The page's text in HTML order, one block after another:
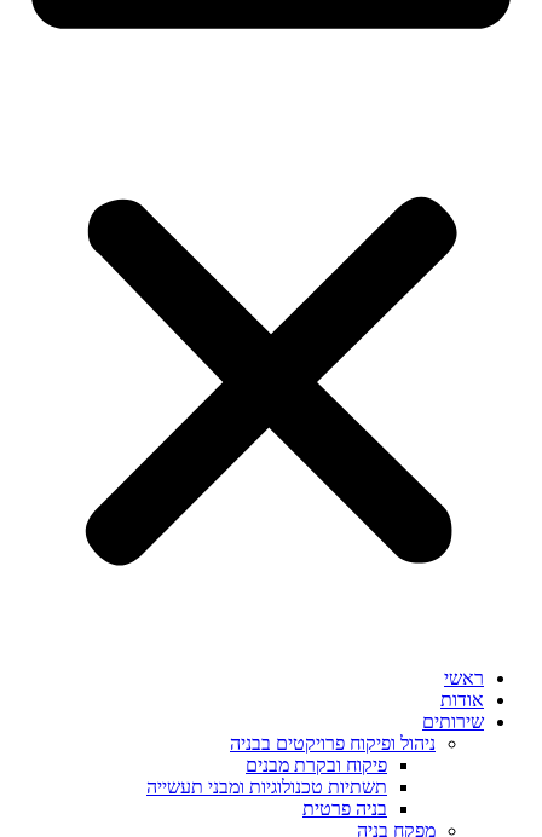
ראשי
אודות
שירותים
ניהול ופיקוח פרויקטים בבניה
פיקוח ובקרת מבנים
תשתיות טכנולוגיות ומבני תעשייה
בניה פרטית
מפקח בניה